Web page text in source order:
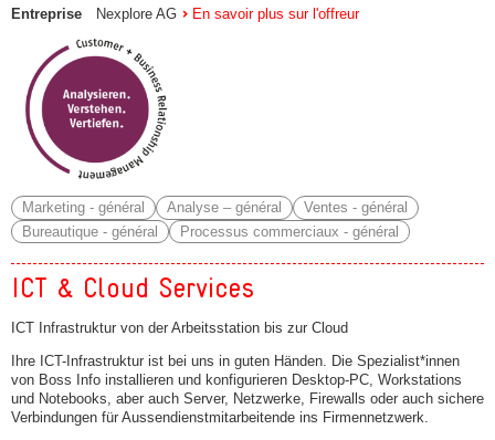
Entreprise
Nexplore AG En savoir plus sur l'offreur
Marketing - général Analyse – général
Ventes - général
Bureautique - général
Processus commerciaux - général
ICT & Cloud Services
ICT Infrastruktur von der Arbeitsstation bis zur Cloud
Ihre ICT-Infrastruktur ist bei uns in guten Händen. Die Spezialist*innen
von Boss Info installieren und konfigurieren Desktop-PC, Workstations
und Notebooks, aber auch Server, Netzwerke, Firewalls oder auch sichere
Verbindungen für Aussendienstmitarbeitende ins Firmennetzwerk.